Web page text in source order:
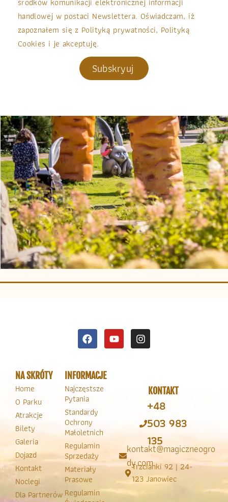
handlowej w postaci Newslettera. Oświadczam, iż
zapoznałem się z Polityką prywatności, Polityką
Cookies i je akceptuję.
Subskryuj
NA SKRÓTY
Home
O Parku
Atrakcje
Bilety
Galeria
Dojazd
Kontakt
Noclegi
Dla Partnerów
INFORMACJE
Najczęstsze
Pytania
Standardy
Ochrony
Małoletnich
Regulamin
Sprzedaży
Materiały
Prasowe
Regulamin
KONTAKT
+48
503 983
135
kontakt@magiczneogro
dy.com
Trzcianki 92 | 24-
123 Janowiec